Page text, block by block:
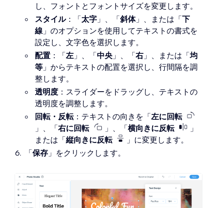
し、フォントとフォントサイズを変更します。
スタイル：「太字 」、「斜体」、または「下
線 」のオプションを使用してテキストの書式を
設定し、文字色を選択します。
配置 ：「左 」、「中央 」、「右 」、または「均
等 」からテキストの配置を選択し、行間隔を調
整します。
透明度 ：スライダーをドラッグし、テキストの
透明度を調整します。
回転・反転：テキストの向きを「左に回転
」、「右に回転 」、「横向きに反転
」
または「縦向きに反転
」に変更します。
「保存 」をクリックします。